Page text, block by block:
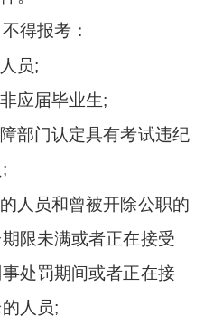
得报考：
员;
应届毕业生;
部门认定具有考试违纪
人员和曾被开除公职的
限未满或者正在接受
处罚期间或者正在接
人员;